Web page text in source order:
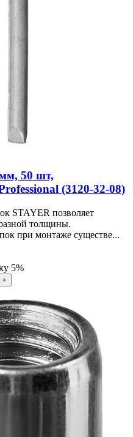
50 шт,
(3120-32-08)
STAYER позволяет
толщины.
при монтаже существе...
5%
+